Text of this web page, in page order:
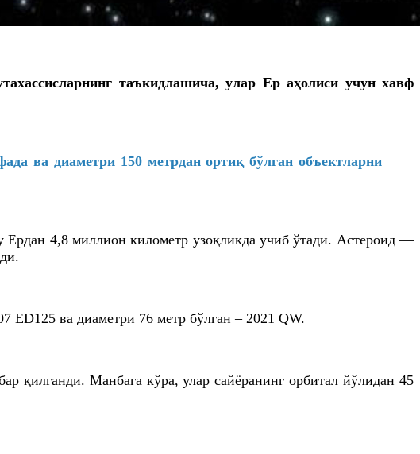
таъкидлашича, улар Ер аҳолиси учун хавф
ва диаметри 150 метрдан ортиқ бўлган объектларни
Ердан 4,8 миллион километр узоқликда учиб ўтади. Астероид —
ED125 ва диаметри 76 метр бўлган – 2021 QW.
қилганди. Манбага кўра, улар сайёранинг орбитал йўлидан 45